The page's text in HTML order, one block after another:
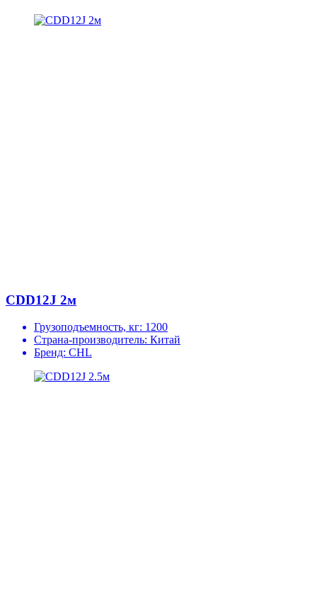
CDD12J 2м
Грузоподъемность, кг: 1200
Страна-производитель: Китай
Бренд: CHL